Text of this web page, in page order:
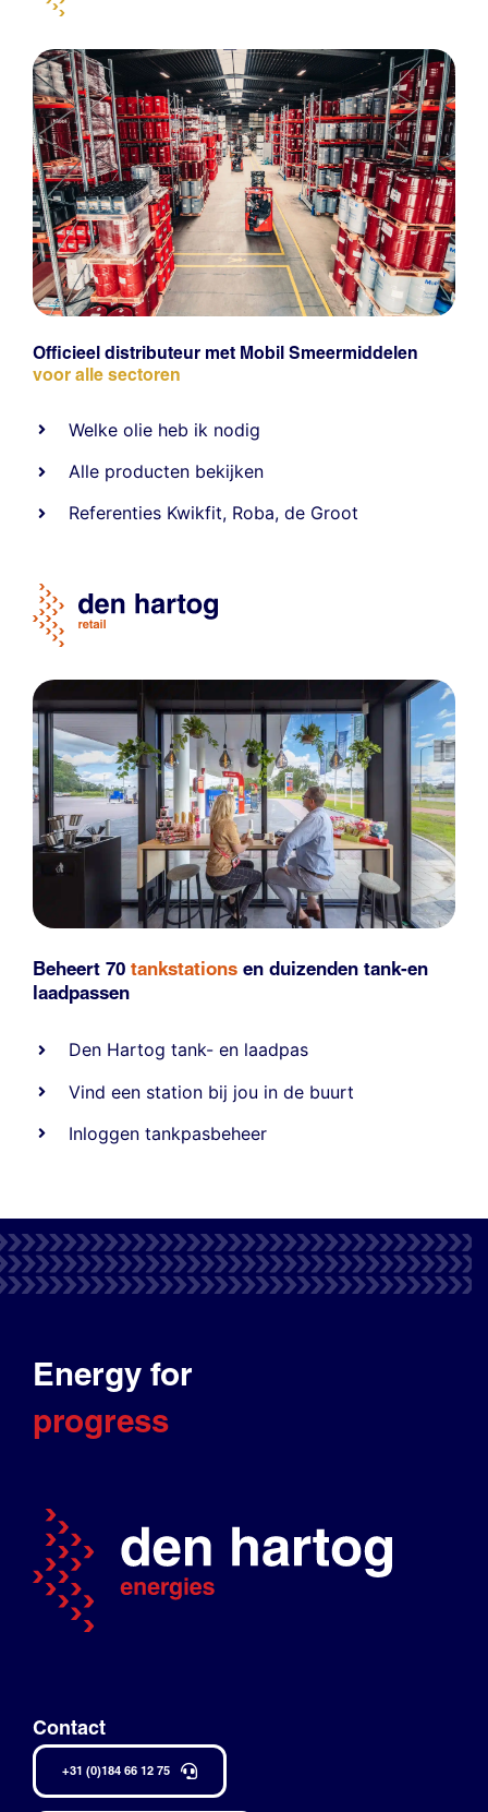
Officieel distributeur met Mobil Smeermiddelen
voor alle sectoren
Welke olie heb ik nodig
Alle producten bekijken
Referenties Kwikfit, Roba,de Groot
Beheert 70 tankstations en duizenden tank-en
laadpassen
Den Hartog tank- en laadpas
Vind een station bij jou in de buurt
Inloggen tankpasbeheer
Energy for
progress
Contact
+31 (0)184 66 12 75